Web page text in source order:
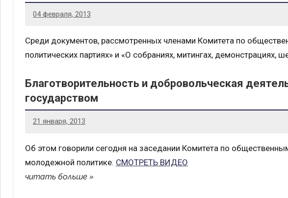
04 февраля, 2013
Среди документов, рассмотренных членами Комитета по
политических партиях» и «О собраниях, митингах, демонстрациях,
Благотворительность и добровольческая
государством
21 января, 2013
Об этом говорили сегодня на заседании Комитета по
молодежной политике. СМОТРЕТЬ ВИДЕО
читать больше